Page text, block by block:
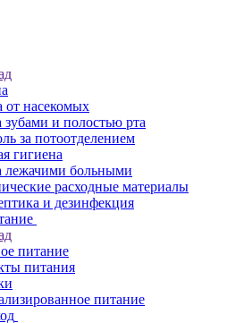
от насекомых
зубами и полостью рта
за потоотделением
гигиена
лежачими больными
расходные материалы
и дезинфекция
питание
питания
питание